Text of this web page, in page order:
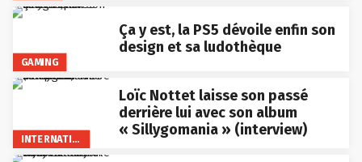
GAMING
Ça y est, la PS5 dévoile enfin son
design et sa ludothèque
INTERNATIONAL
Loïc Nottet laisse son passé
derrière lui avec son album
« Sillygomania » (interview)